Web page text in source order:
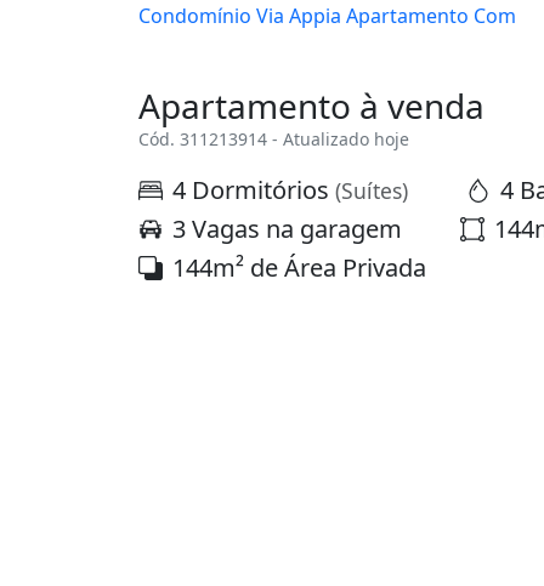
Condomínio Via Appia Apartamento Com
Apartamento à venda
Cód. 311213914 - Atualizado hoje
4 Dormitórios (Suítes)
4
3 Vagas na garagem
144m² de Área Privada